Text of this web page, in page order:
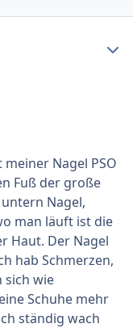
Nagel PSO
Fuß der große
Nagel,
man läuft ist die
Haut. Der Nagel
hab Schmerzen,
sich wie
Schuhe mehr
ständig wach